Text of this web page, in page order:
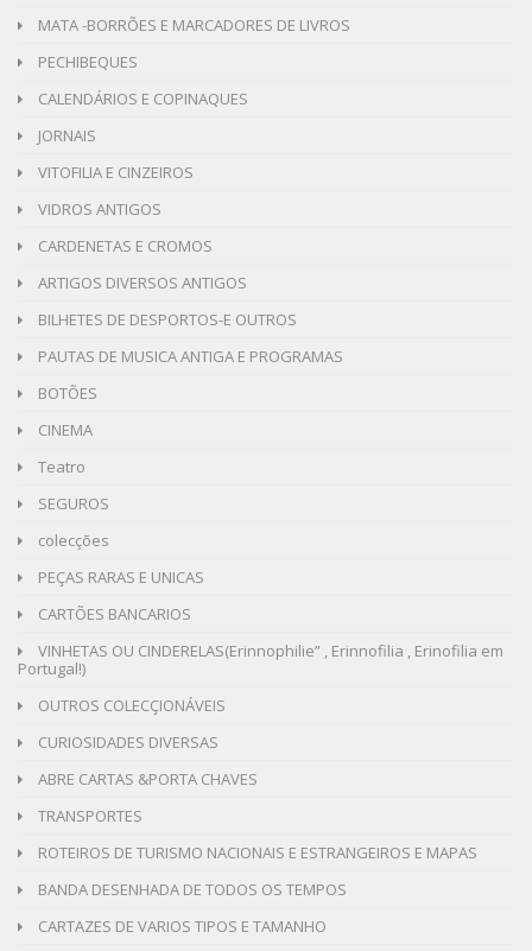
MATA -BORRÕES E MARCADORES DE LIVROS
PECHIBEQUES
CALENDÁRIOS E COPINAQUES
JORNAIS
VITOFILIA E CINZEIROS
VIDROS ANTIGOS
CARDENETAS E CROMOS
ARTIGOS DIVERSOS ANTIGOS
BILHETES DE DESPORTOS-E OUTROS
PAUTAS DE MUSICA ANTIGA E PROGRAMAS
BOTÕES
CINEMA
Teatro
SEGUROS
colecções
PEÇAS RARAS E UNICAS
CARTÕES BANCARIOS
VINHETAS OU CINDERELAS(Erinnophilie” , Erinnofilia , Erinofilia em
Portugal!)
OUTROS COLECÇIONÁVEIS
CURIOSIDADES DIVERSAS
ABRE CARTAS &PORTA CHAVES
TRANSPORTES
ROTEIROS DE TURISMO NACIONAIS E ESTRANGEIROS E MAPAS
BANDA DESENHADA DE TODOS OS TEMPOS
CARTAZES DE VARIOS TIPOS E TAMANHO